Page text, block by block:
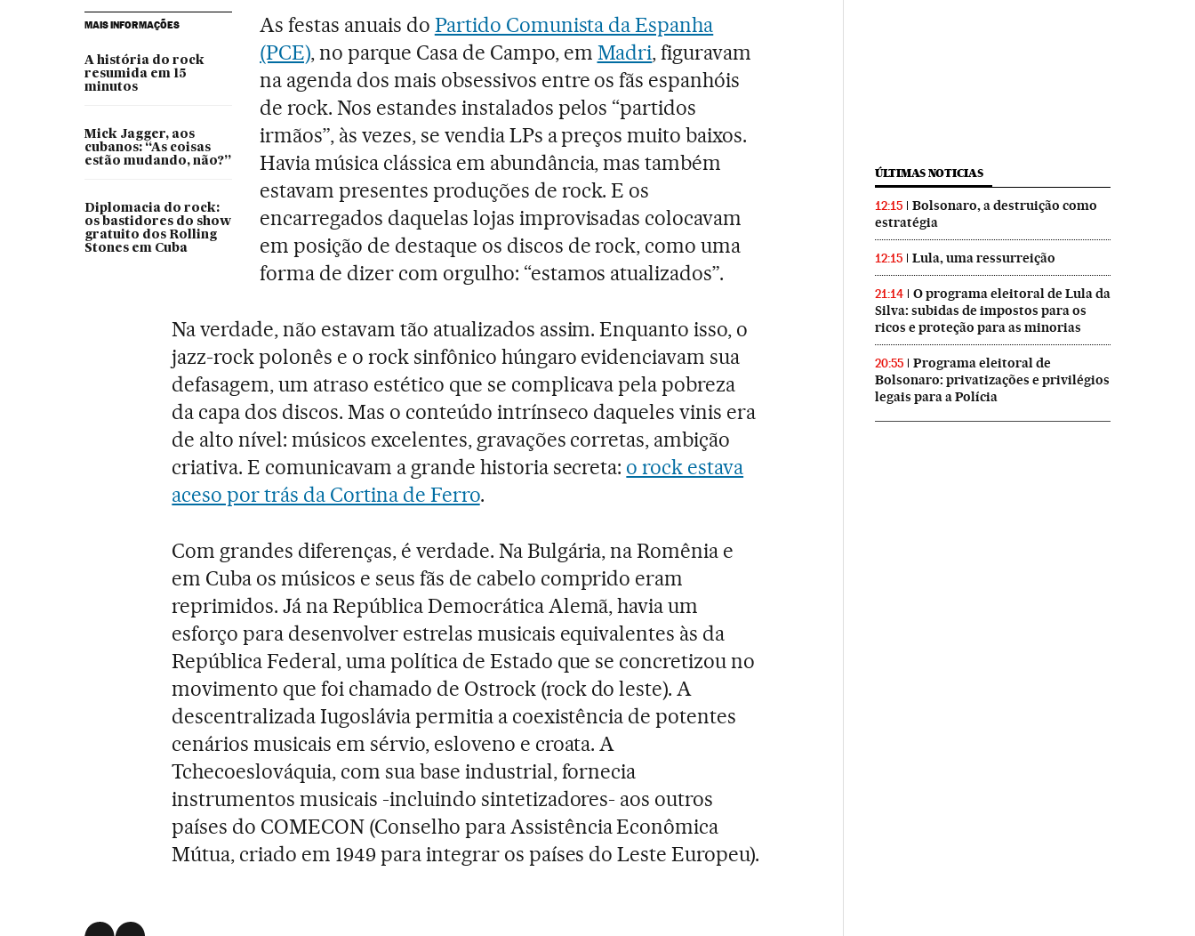
MAIS INFORMAÇÕES
A história do rock
resumida em 15
minutos
Mick Jagger, aos
cubanos: “As coisas
estão mudando, não?”
Diplomacia do rock:
os bastidores do show
gratuito dos Rolling
Stones em Cuba
As festas anuais do Partido Comunista da Espanha
(PCE), no parque Casa de Campo, em Madri, figuravam
na agenda dos mais obsessivos entre os fãs espanhóis
de rock. Nos estandes instalados pelos “partidos
irmãos”, às vezes, se vendia LPs a preços muito baixos.
Havia música clássica em abundância, mas também
estavam presentes produções de rock. E os
encarregados daquelas lojas improvisadas colocavam
em posição de destaque os discos de rock, como uma
forma de dizer com orgulho: “estamos atualizados”.
Na verdade, não estavam tão atualizados assim. Enquanto isso, o
jazz-rock polonês e o rock sinfônico húngaro evidenciavam sua
defasagem, um atraso estético que se complicava pela pobreza
da capa dos discos. Mas o conteúdo intrínseco daqueles vinis era
de alto nível: músicos excelentes, gravações corretas, ambição
criativa. E comunicavam a grande historia secreta: o rock estava
aceso por trás da Cortina de Ferro.
Com grandes diferenças, é verdade. Na Bulgária, na Romênia e
em Cuba os músicos e seus fãs de cabelo comprido eram
reprimidos. Já na República Democrática Alemã, havia um
esforço para desenvolver estrelas musicais equivalentes às da
República Federal, uma política de Estado que se concretizou no
movimento que foi chamado de Ostrock (rock do leste). A
descentralizada Iugoslávia permitia a coexistência de potentes
cenários musicais em sérvio, esloveno e croata. A
Tchecoeslováquia, com sua base industrial, fornecia
instrumentos musicais -incluindo sintetizadores- aos outros
países do COMECON (Conselho para Assistência Econômica
Mútua, criado em 1949 para integrar os países do Leste Europeu).
ÚLTIMAS NOTICIAS
12:15
Bolsonaro, a destruição como
estratégia
12:15 Lula, uma ressurreição
21:14
O programa eleitoral de Lula da
Silva: subidas de impostos para os
ricos e proteção para as minorias
20:55
Programa eleitoral de
Bolsonaro: privatizações e privilégios
legais para a Polícia